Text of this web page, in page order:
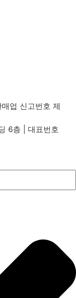
업 신고번호 제
6층 | 대표번호